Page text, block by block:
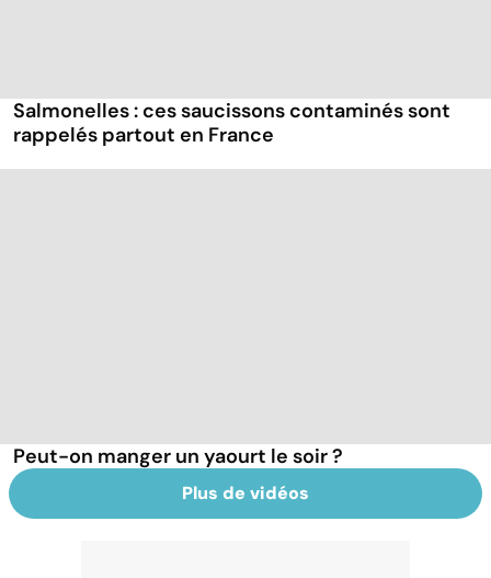
Salmonelles : ces saucissons contaminés sont
rappelés partout en France
Peut-on manger un yaourt le soir ?
Plus de vidéos